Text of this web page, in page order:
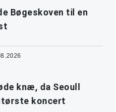
Bøgeskoven til en
knæ, da Seoull
koncert